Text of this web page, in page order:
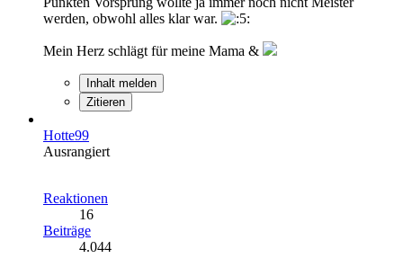
werden, obwohl alles klar war.
Mein Herz schlägt für meine Mama &
Inhalt melden
Zitieren
Hotte99
Ausrangiert
Reaktionen
16
Beiträge
4.044